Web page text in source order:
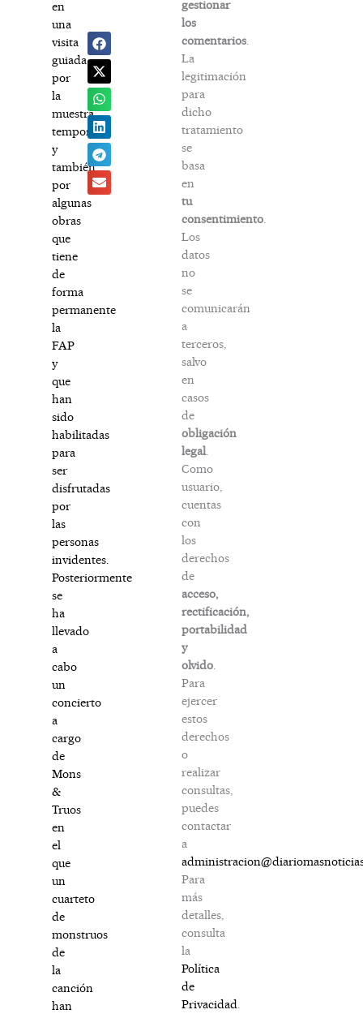
en
una
visita
guiada
por
la
muestra
temporal
y
también
por
algunas
obras
que
tiene
de
forma
permanente
la
FAP
y
que
han
sido
habilitadas
para
ser
disfrutadas
por
las
personas
invidentes.
Posteriormente
se
ha
llevado
a
cabo
un
concierto
a
cargo
de
Mons
&
Truos
en
el
que
un
cuarteto
de
monstruos
de
la
canción
han
gestionar
los
comentarios.
La
legitimación
para
dicho
tratamiento
se
basa
en
tu
consentimiento.
Los
datos
no
se
comunicarán
a
terceros,
salvo
en
casos
de
obligación
legal.
Como
usuario,
cuentas
con
los
derechos
de
acceso,
rectificación,
portabilidad
y
olvido.
Para
ejercer
estos
derechos
o
realizar
consultas,
puedes
contactar
a
Para
más
detalles,
consulta
la
Política
de
Privacidad